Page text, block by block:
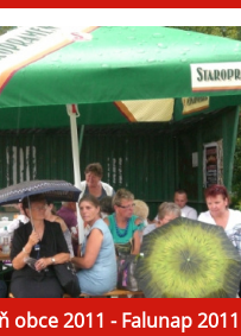
obce 2011 - Falunap 2011